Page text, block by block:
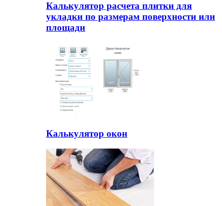
Калькулятор расчета плитки для
укладки по размерам поверхности или
площади
Калькулятор окон